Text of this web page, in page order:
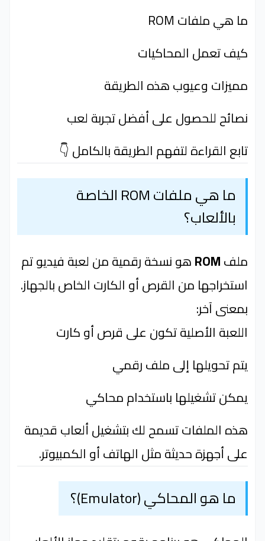
ما هي ملفات ROM
كيف تعمل المحاكيات
مميزات وعيوب هذه الطريقة
نصائح للحصول على أفضل تجربة لعب
تابع القراءة لتفهم الطريقة بالكامل 👇
ما هي ملفات ROM الخاصة
بالألعاب؟
ملفROMهو نسخة رقمية من لعبة فيديو تم
استخراجها من القرص أو الكارت الخاص بالجهاز.
بمعنى آخر:
اللعبة الأصلية تكون على قرص أو كارت
يتم تحويلها إلى ملف رقمي
يمكن تشغيلها باستخدام محاكي
هذه الملفات تسمح لك بتشغيل ألعاب قديمة
على أجهزة حديثة مثل الهاتف أو الكمبيوتر.
ما هو المحاكي (Emulator)؟